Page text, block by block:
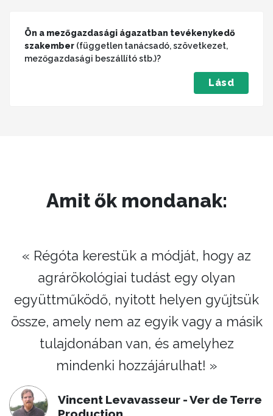
Ön a mezőgazdasági ágazatban tevékenykedő
szakember (független tanácsadó, szövetkezet,
mezőgazdasági beszállító stb.)?
Lásd
Amit ők mondanak:
« Régóta kerestük a módját, hogy az
agrárökológiai tudást egy olyan
együttműködő, nyitott helyen gyűjtsük
össze, amely nem az egyik vagy a másik
tulajdonában van, és amelyhez
mindenki hozzájárulhat! »
Vincent Levavasseur - Ver de Terre